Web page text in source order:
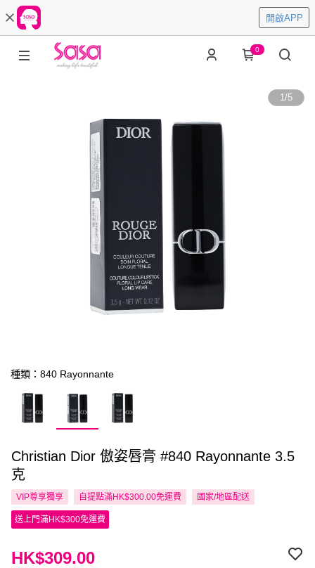
開啟APP
0
1/5
種類：840 Rayonnante
Christian Dior 傲姿唇膏 #840 Rayonnante 3.5
克
VIP尊享獨享 自提點滿HK$300.00免運費 國家/地區配送
送上門滿HK$300免運費
HK$309.00